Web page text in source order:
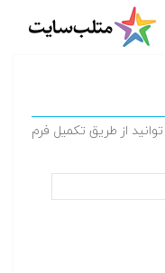
از طریق تکمیل فرم